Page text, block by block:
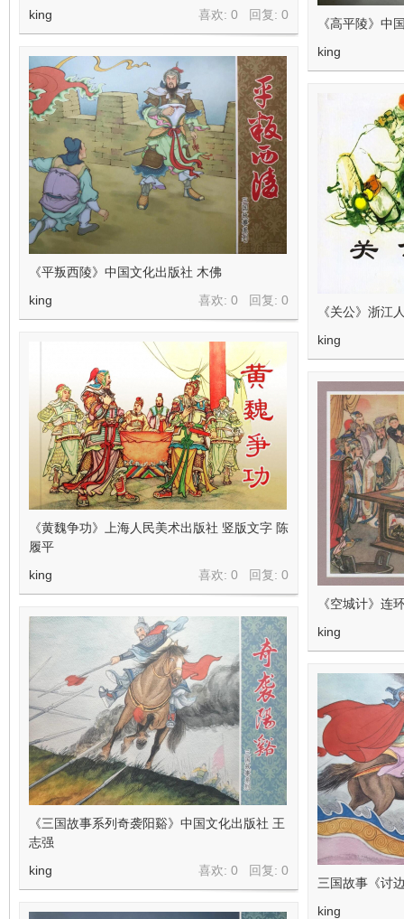
喜欢: 0 回复: 0
king
《高平陵》中
king
《平叛西陵》中国文化出版社 木佛
喜欢: 0 回复: 0
king
《关公》浙江
king
《黄魏争功》上海人民美术出版社 竖版文字 陈
履平
喜欢: 0 回复: 0
king
《空城计》连
king
《三国故事系列奇袭阳谿》中国文化出版社 王
志强
喜欢: 0 回复: 0
king
三国故事《讨
king